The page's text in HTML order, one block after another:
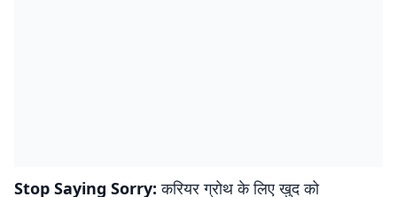
Stop Saying Sorry: करियर ग्रोथ के लिए खुद को